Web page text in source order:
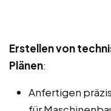
Erstellen von
Plänen:
Anfertigen